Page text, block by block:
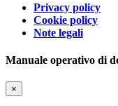
Privacy policy
Cookie policy
Note legali
Manuale operativo di
×